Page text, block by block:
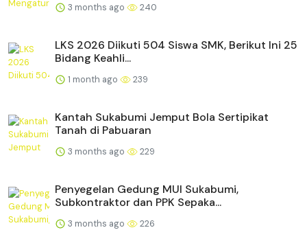
3 months ago 240
LKS 2026 Diikuti 504 Siswa SMK, Berikut Ini 25
Bidang Keahli...
1 month ago 239
Kantah Sukabumi Jemput Bola Sertipikat
Tanah di Pabuaran
3 months ago 229
Penyegelan Gedung MUI Sukabumi,
Subkontraktor dan PPK Sepaka...
3 months ago 226